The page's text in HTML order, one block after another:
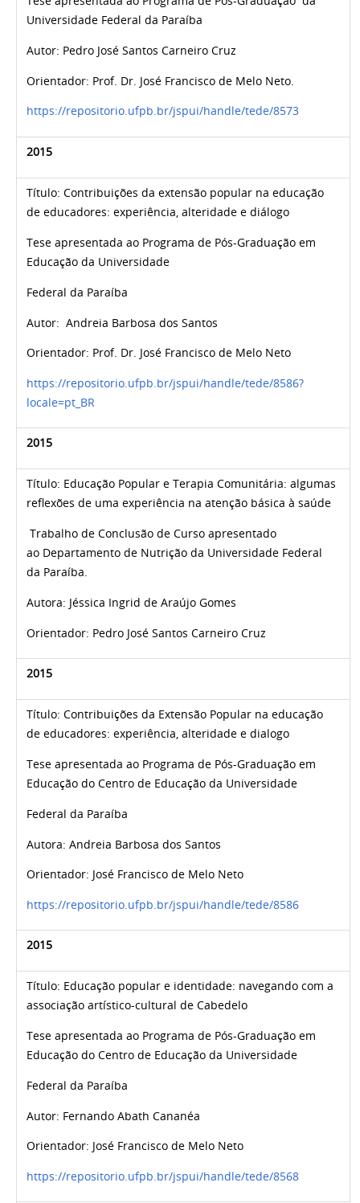
Universidade Federal da Paraíba
Autor: Pedro José Santos Carneiro Cruz
Orientador: Prof. Dr. José Francisco de Melo Neto.
https://repositorio.ufpb.br/jspui/handle/tede/8573
2015
Título: Contribuições da extensão popular na educação
de educadores: experiência, alteridade e diálogo
Tese apresentada ao Programa de Pós-Graduação em
Educação da Universidade
Federal da Paraíba
Autor: Andreia Barbosa dos Santos
Orientador: Prof. Dr. José Francisco de Melo Neto
https://repositorio.ufpb.br/jspui/handle/tede/8586?
locale=pt_BR
2015
Título: Educação Popular e Terapia Comunitária: algumas
reflexões de uma experiência na atenção básica à saúde
Trabalho de Conclusão de Curso apresentado
ao Departamento de Nutrição da Universidade Federal
da Paraíba.
Autora: Jéssica Ingrid de Araújo Gomes
Orientador: Pedro José Santos Carneiro Cruz
2015
Título:Contribuições da Extensão Popular na educação
de educadores: experiência, alteridade e dialogo
Tese apresentada ao Programa de Pós-Graduação em
Educação do Centro de Educação da Universidade
Federal da Paraíba
Autora:Andreia Barbosa dos Santos
Orientador: José Francisco de Melo Neto
https://repositorio.ufpb.br/jspui/handle/tede/8586
2015
Título: Educação popular e identidade: navegando com a
associação artístico-cultural de Cabedelo
Tese apresentada ao Programa de Pós-Graduação em
Educação do Centro de Educação da Universidade
Federal da Paraíba
Autor: Fernando Abath Cananéa
Orientador: José Francisco de Melo Neto
https://repositorio.ufpb.br/jspui/handle/tede/8568